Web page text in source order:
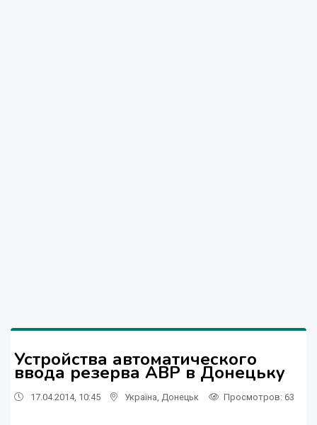
Устройства автоматического
ввода резерва АВР в Донецьку
17.04.2014, 10:45 Україна Донецьк Просмотров: 63